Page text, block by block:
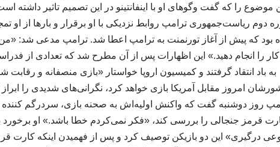
موضوع را که گفت‌ وگوهای او با اینفانتینو در این تصمیم تاثیر داشته
دوم ریاست‌جمهوری ترامپ روابط نزدیکی با او برقرار و بارها از او
بود که پیش از آغاز تورنمنت به ترامپ اعطا شد. ترامپ مدعی شد:
کار را انجام دهید.» این اظهارات پس از آن مطرح شد که تعدادی از
به باد انتقاد گرفتند و کمیسیون اروپا خواستار «بازی منصفانه و
امروز مقابل آمریکا بازی خواهد کرد، نگرانی‌های شدیدی را
روز دوشنبه گفت که واکنش اولیه‌اش به صحنه بازی، سردرگم
قرمز جنجالی را بررسی کند، «فکر نمی‌کردم خطا باشد.» او برخورد
درگیری» این دو بازیکن توصیف کرد و پس از فهمیدن اینکه کارت